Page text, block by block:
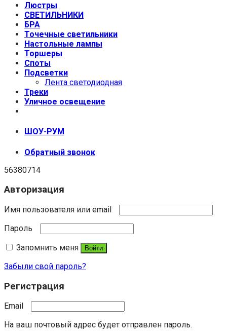
Люстры
СВЕТИЛЬНИКИ
БРА
Точечные светильники
Настольные лампы
Торшеры
Споты
Подсветки
Лента светодиодная
Треки
Уличное освещение
ШОУ-РУМ
Обратный звонок
56380714
Авторизация
Имя пользователя или email
Пароль
Запомнить меня
Войти
Забыли свой пароль?
Регистрация
Email
На ваш почтовый адрес будет отправлен пароль.